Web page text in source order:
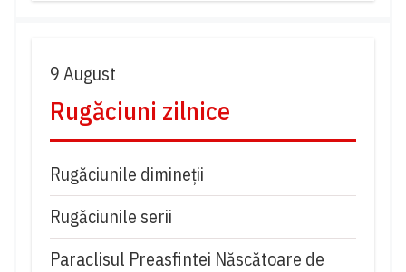
9 August
Rugăciuni zilnice
Rugăciunile dimineții
Rugăciunile serii
Paraclisul Preasfintei Născătoare de